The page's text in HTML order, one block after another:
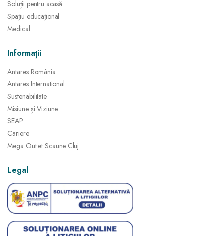
Soluții pentru acasă
Spațiu educațional
Medical
Informații
Antares România
Antares International
Sustenabilitate
Misiune și Viziune
SEAP
Cariere
Mega Outlet Scaune Cluj
Legal